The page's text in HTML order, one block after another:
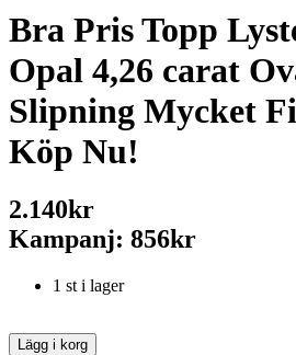
Bra Pris Topp
Opal 4,26 carat
Slipning Mycket
Köp Nu!
2.140kr
Kampanj: 856kr
1 st i lager